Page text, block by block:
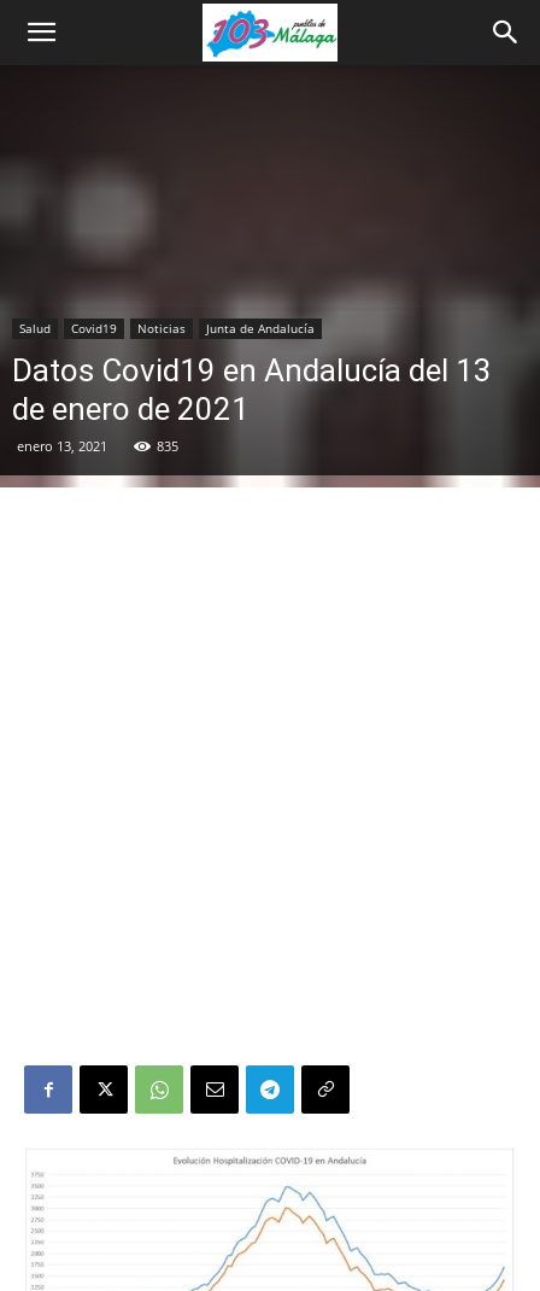
Salud Covid19 Noticias Junta de Andalucía
Datos Covid19 en Andalucía del 13
de enero de 2021
enero 13, 2021 835